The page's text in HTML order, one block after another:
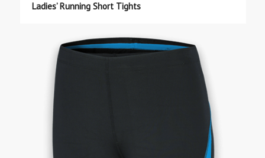
Ladies’ Running Short Tights